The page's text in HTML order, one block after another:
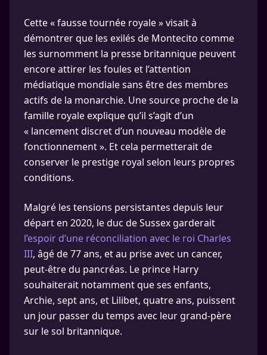
Cette « fausse tournée royale » visait à
démontrer que les exilés de Montecito comme
les surnomment la presse britannique peuvent
encore attirer les foules et l’attention
médiatique mondiale sans être des membres
actifs de la monarchie. Une source proche de la
famille royale explique qu’il s’agit d’un
« lancement discret d’un nouveau modèle de
fonctionnement ». Et cela permetterait de
conserver le prestige royal selon leurs propres
conditions.
Malgré les tensions persistantes depuis leur
départ en 2020, le duc de Sussex garderait
l’espoir d’une réconciliation avec le roi Charles
III, âgé de 77 ans, et au prise avec un cancer,
peut-être du pancréas. Le prince Harry
souhaiterait notamment que ses enfants,
Archie, sept ans, et Lilibet, quatre ans, puissent
un jour passer du temps avec leur grand-père
sur le sol britannique.